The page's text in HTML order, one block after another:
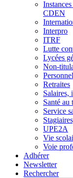
CDEN
Interpro
ITRF
Lutte
Lycées
Non-
Retraites
Salaires,
Santé au
Service
UPE2A
Vie
Voie
Adhérer
Newsletter
Rechercher